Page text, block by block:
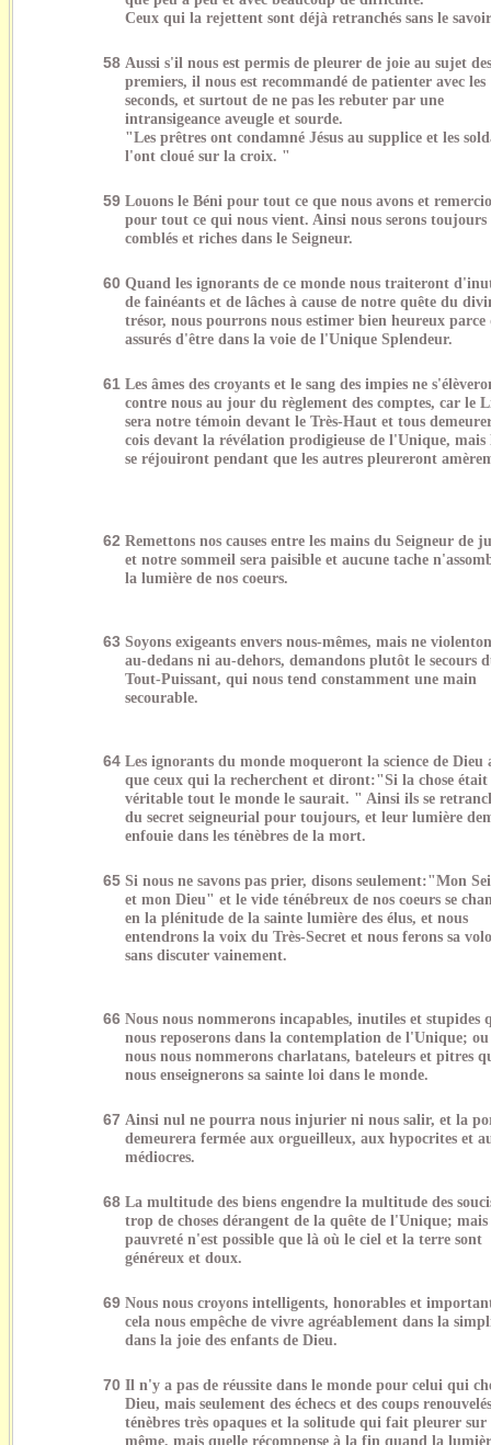
Ceux qui la rejettent sont déjà retranchés sans le
58 Aussi s'il nous est permis de pleurer de joie au sujet des
premiers, il nous est recommandé de patienter avec les
seconds, et surtout de ne pas les rebuter par une
intransigeance aveugle et sourde.
"Les prêtres ont condamné Jésus au supplice et les
l'ont cloué sur la croix. "
59 Louons le Béni pour tout ce que nous avons et
pour tout ce qui nous vient. Ainsi nous serons toujours
comblés et riches dans le Seigneur.
60 Quand les ignorants de ce monde nous traiteront
de fainéants et de lâches à cause de notre quête du
trésor, nous pourrons nous estimer bien heureux parce
assurés d'être dans la voie de l'Unique Splendeur.
61 Les âmes des croyants et le sang des impies ne
contre nous au jour du règlement des comptes, car le
sera notre témoin devant le Très-Haut et tous
cois devant la révélation prodigieuse de l'Unique, mais
se réjouiront pendant que les autres pleureront
62 Remettons nos causes entre les mains du Seigneur de
et notre sommeil sera paisible et aucune tache
la lumière de nos coeurs.
63 Soyons exigeants envers nous-mêmes, mais ne
au-dedans ni au-dehors, demandons plutôt le secours
Tout-Puissant, qui nous tend constamment une main
secourable.
64 Les ignorants du monde moqueront la science de Dieu
que ceux qui la recherchent et diront:"Si la chose était
véritable tout le monde le saurait. " Ainsi ils se
du secret seigneurial pour toujours, et leur lumière
enfouie dans les ténèbres de la mort.
65 Si nous ne savons pas prier, disons seulement:"Mon
et mon Dieu" et le vide ténébreux de nos coeurs se
en la plénitude de la sainte lumière des élus, et nous
entendrons la voix du Très-Secret et nous ferons sa
sans discuter vainement.
66 Nous nous nommerons incapables, inutiles et stupides
nous reposerons dans la contemplation de l'Unique;
nous nous nommerons charlatans, bateleurs et pitres
nous enseignerons sa sainte loi dans le monde.
67 Ainsi nul ne pourra nous injurier ni nous salir, et la
demeurera fermée aux orgueilleux, aux hypocrites et
médiocres.
68 La multitude des biens engendre la multitude des
trop de choses dérangent de la quête de l'Unique;
pauvreté n'est possible que là où le ciel et la terre sont
généreux et doux.
69 Nous nous croyons intelligents, honorables et
cela nous empêche de vivre agréablement dans la
dans la joie des enfants de Dieu.
70 Il n'y a pas de réussite dans le monde pour celui qui
Dieu, mais seulement des échecs et des coups
ténèbres très opaques et la solitude qui fait pleurer sur
même, mais quelle récompense à la fin quand la